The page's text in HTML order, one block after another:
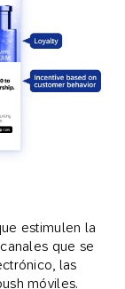
estimulen la
que se
las
móviles.